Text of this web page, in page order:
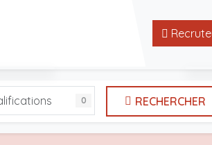
utiles 0 RECHERCHER